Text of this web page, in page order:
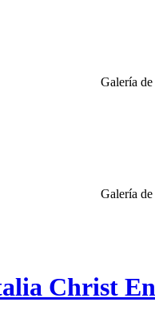
Galería
Galería
Christ